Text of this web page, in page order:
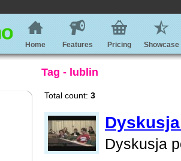
Home Features Pricing Showcase
Tag - lublin
Total count: 3
Dyskusja